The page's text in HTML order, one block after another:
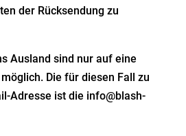
der Rücksendung zu
Ausland sind nur auf eine
Die für diesen Fall zu
Adresse ist die info@blash-